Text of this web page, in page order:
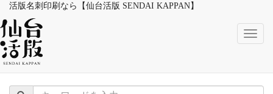
活版名刺印刷なら【仙台活版 SENDAI KAPPAN】